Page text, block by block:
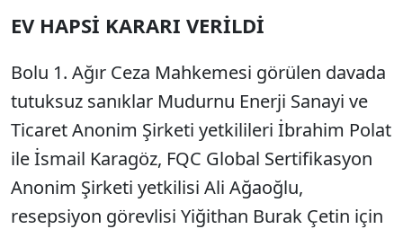
EV HAPSİ KARARI VERİLDİ
Bolu 1. Ağır Ceza Mahkemesi görülen davada
tutuksuz sanıklar Mudurnu Enerji Sanayi ve
Ticaret Anonim Şirketi yetkilileri İbrahim Polat
ile İsmail Karagöz, FQC Global Sertifikasyon
Anonim Şirketi yetkilisi Ali Ağaoğlu,
resepsiyon görevlisi Yiğithan Burak Çetin için